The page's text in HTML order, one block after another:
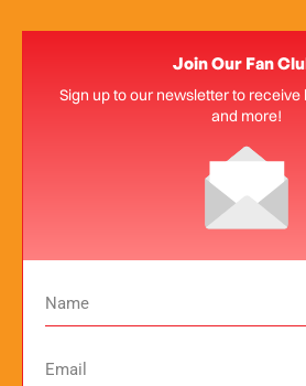
Join Our Fan
Sign up to our newsletter to receive
and more!